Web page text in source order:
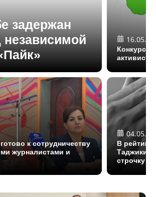
задержан
независимой
к сотрудничеству
журналистами и
Конкурс
В
строчку